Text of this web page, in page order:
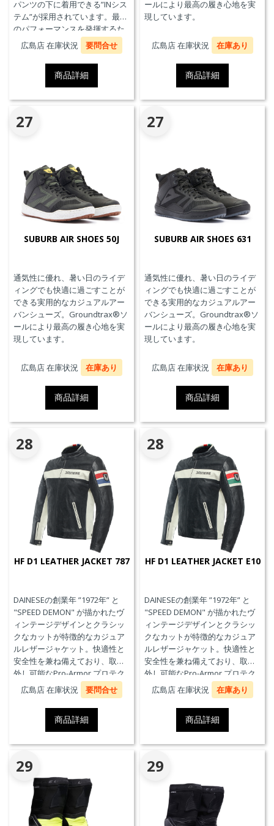
パンツの下に着用できる”INシス
テム”が採用されています。最高
のパフォーマンスを発揮するた
めに、ケブラーカーボンを使用
したAxial Distorsion Control
Systemテクノロジー、
Groundtrax®レーシングソー
ル、交換可能なマグネシウムス
ライダー、通気性を高めるパン
チングアッパーを採用していま
す。
広島店 在庫状況 要問合せ
商品詳細
ールにより最高の履き心地を実
現しています。
広島店 在庫状況 在庫あり
商品詳細
27
SUBURB AIR SHOES 50J
通気性に優れ、暑い日のライデ
ィングでも快適に過ごすことが
できる実用的なカジュアルアー
バンシューズ。Groundtrax®ソ
ールにより最高の履き心地を実
現しています。
広島店 在庫状況 在庫あり
商品詳細
27
SUBURB AIR SHOES 631
通気性に優れ、暑い日のライデ
ィングでも快適に過ごすことが
できる実用的なカジュアルアー
バンシューズ。Groundtrax®ソ
ールにより最高の履き心地を実
現しています。
広島店 在庫状況 在庫あり
商品詳細
28
HF D1 LEATHER JACKET 787
DAINESEの創業年 ”1972年” と
"SPEED DEMON" が描かれたヴ
ィンテージデザインとクラシッ
クなカットが特徴的なカジュア
ルレザージャケット。快適性と
安全性を兼ね備えており、取り
外し可能なPro-Armor プロテク
ターを装備しています。
広島店 在庫状況 要問合せ
商品詳細
28
HF D1 LEATHER JACKET E10
DAINESEの創業年 ”1972年” と
"SPEED DEMON" が描かれたヴ
ィンテージデザインとクラシッ
クなカットが特徴的なカジュア
ルレザージャケット。快適性と
安全性を兼ね備えており、取り
外し可能なPro-Armor プロテク
ターを装備しています。
広島店 在庫状況 在庫あり
商品詳細
29 29